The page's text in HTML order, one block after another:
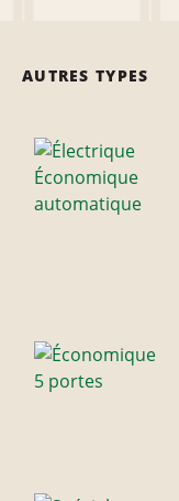
AUTRES TYPES